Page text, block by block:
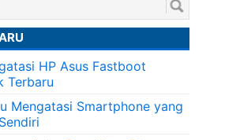
HP Asus Fastboot
Terbaru
Mengatasi Smartphone yang